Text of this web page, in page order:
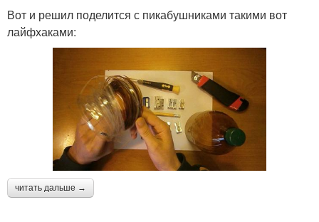
Вот и решил поделится с пикабушниками такими вот
лайфхаками:
читать дальше →